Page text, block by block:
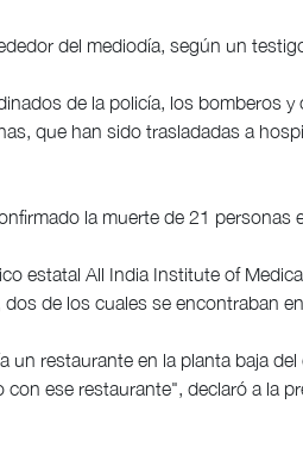
del mediodía, según un
de la policía, los bomberos
que han sido trasladadas a
la muerte de 21 personas
estatal All India Institute of
de los cuales se encontraban
un restaurante en la planta baja
con ese restaurante", declaró a la